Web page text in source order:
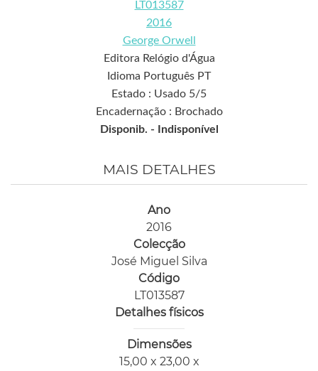
LT013587
2016
George Orwell
Editora Relógio d'Água
Idioma Português PT
Estado : Usado 5/5
Encadernação : Brochado
Disponib. -
Indisponível
MAIS DETALHES
Ano
2016
Colecção
José Miguel Silva
Código
LT013587
Detalhes físicos
Dimensões
15,00 x 23,00 x